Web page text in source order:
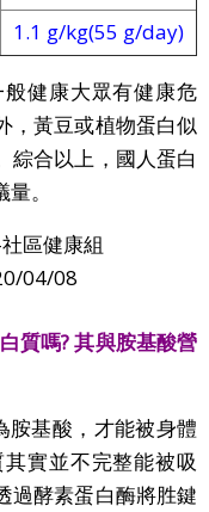
1.1 g/kg(55 g/day)
健康大眾有健康危
，黃豆或植物蛋白似
綜合以上，國人蛋白
。
區健康組
04/08
質嗎? 其與胺基酸營
胺基酸，才能被身體
實並不完整能被吸
過酵素蛋白酶將胜鍵